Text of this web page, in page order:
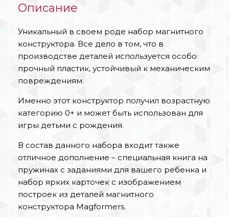
Описание
Уникальный в своем роде набор магнитного
конструктора. Все дело в том, что в
производстве деталей используется особо
прочный пластик, устойчивый к механическим
повреждениям.
Именно этот конструктор получил возрастную
категорию 0+ и может быть использован для
игры детьми с рождения.
В состав данного набора входит также
отличное дополнение – специальная книга на
пружинах с заданиями для вашего ребенка и
набор ярких карточек с изображением
построек из деталей магнитного
конструктора Magformers.